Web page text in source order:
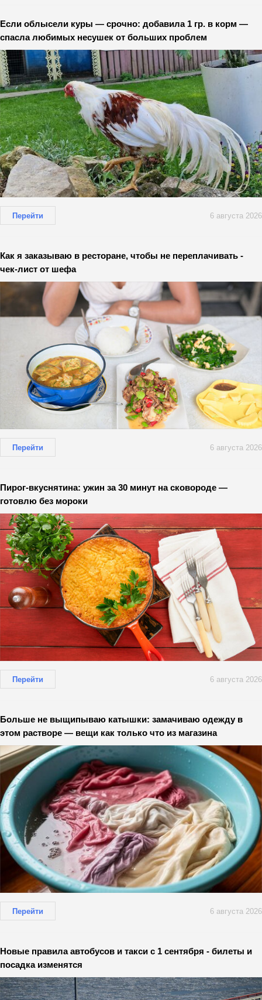
Если облысели куры — срочно: добавила 1 гр. в корм —
спасла любимых несушек от больших проблем
Перейти 6 августа 2026
Как я заказываю в ресторане, чтобы не переплачивать -
чек-лист от шефа
Перейти 6 августа 2026
Пирог-вкуснятина: ужин за 30 минут на сковороде —
готовлю без мороки
Перейти 6 августа 2026
Больше не выщипываю катышки: замачиваю одежду в
этом растворе — вещи как только что из магазина
Перейти 6 августа 2026
Новые правила автобусов и такси с 1 сентября - билеты и
посадка изменятся